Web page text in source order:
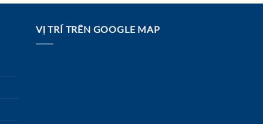
VỊ TRÍ TRÊN GOOGLE MAP